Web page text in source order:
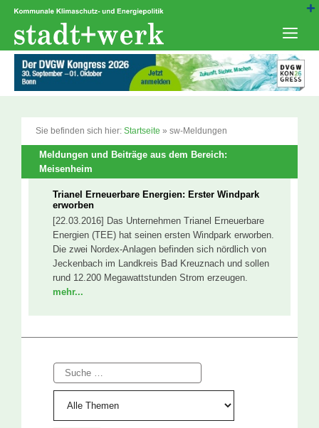
Zum
springen
Sie befinden sich hier: Startseite » sw-Meldungen
Meldungen und Beiträge aus dem Bereich:
Meisenheim
Trianel Erneuerbare Energien: Erster Windpark
erworben
[22.03.2016] Das Unternehmen Trianel Erneuerbare
Energien (TEE) hat seinen ersten Windpark erworben.
Die zwei Nordex-Anlagen befinden sich nördlich von
Jeckenbach im Landkreis Bad Kreuznach und sollen
rund 12.200 Megawattstunden Strom erzeugen.
mehr...
Suche